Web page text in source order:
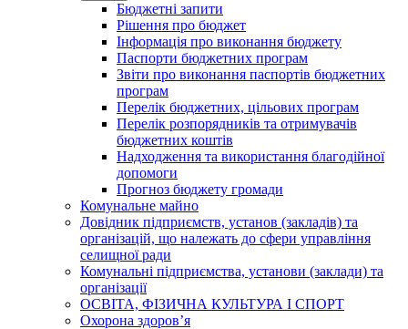
Бюджетні запити
Рішення про бюджет
Інформація про виконання бюджету
Паспорти бюджетних програм
Звіти про виконання паспортів бюджетних
програм
Перелік бюджетних, цільових програм
Перелік розпорядників та отримувачів
бюджетних коштів
Надходження та використання благодійної
допомоги
Прогноз бюджету громади
Комунальне майно
Довідник підприємств, установ (закладів) та
організацій, що належать до сфери управління
селищної ради
Комунальні підприємства, установи (заклади) та
організації
ОСВІТА, ФІЗИЧНА КУЛЬТУРА І СПОРТ
Охорона здоров’я